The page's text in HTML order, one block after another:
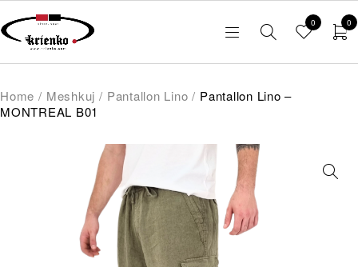
0 0
Home / Meshkuj / Pantallon Lino / Pantallon Lino –
MONTREAL B01